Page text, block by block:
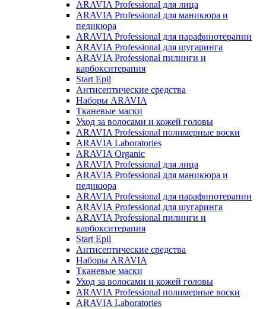
ARAVIA Professional для лица
ARAVIA Professional для маникюра и
педикюра
ARAVIA Professional для парафинотерапии
ARAVIA Professional для шугаринга
ARAVIA Professional пилинги и
карбокситерапия
Start Epil
Антисептические средства
Наборы ARAVIA
Тканевые маски
Уход за волосами и кожей головы
ARAVIA Professional полимерные воски
ARAVIA Laboratories
ARAVIA Organic
ARAVIA Professional для лица
ARAVIA Professional для маникюра и
педикюра
ARAVIA Professional для парафинотерапии
ARAVIA Professional для шугаринга
ARAVIA Professional пилинги и
карбокситерапия
Start Epil
Антисептические средства
Наборы ARAVIA
Тканевые маски
Уход за волосами и кожей головы
ARAVIA Professional полимерные воски
ARAVIA Laboratories